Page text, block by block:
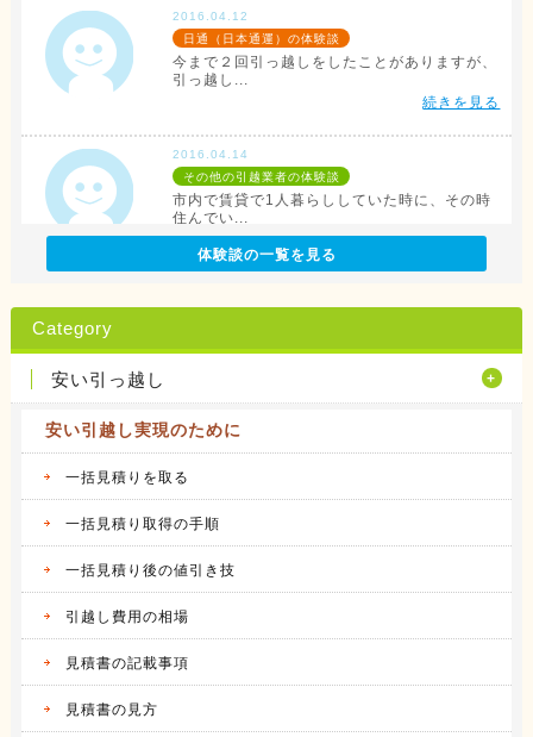
2016.04.12
日通（日本通運）の体験談
今まで２回引っ越しをしたことがありますが、
引っ越し...
続きを見る
2016.04.14
その他の引越業者の体験談
市内で賃貸で1人暮らししていた時に、その時
住んでい...
続きを見る
出る訳で...
続きを見る
2016.04.14
サカイ引越センターの体験談
会社都合での引越しだったこともあり、費用は
2016.04.14
アート引越センターの体験談
私は、仕事の関係で人事異動があり、同じ県内
アーク引越しセンターの体験談
体験談の一覧を見る
Category
安い引っ越し
安い引越し実現のために
一括見積りを取る
一括見積り取得の手順
一括見積り後の値引き技
引越し費用の相場
見積書の記載事項
見積書の見方